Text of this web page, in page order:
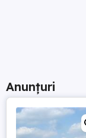
Anunțuri